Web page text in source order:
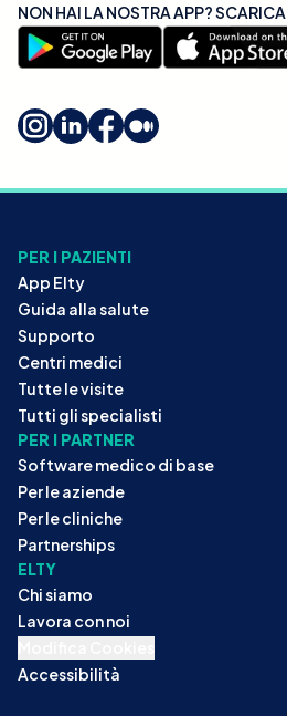
NON HAI LA NOSTRA APP?
PER I PAZIENTI
App Elty
Guida alla salute
Supporto
Centri medici
Tutte le visite
Tutti gli specialisti
PER I PARTNER
Software medico di base
Per le aziende
Per le cliniche
Partnerships
ELTY
Chi siamo
Lavora con noi
Accessibilità